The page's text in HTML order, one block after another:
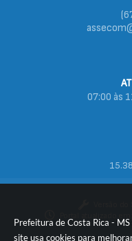
Prefeitura de Costa Rica - MS
site usa cookies para
07:00 às